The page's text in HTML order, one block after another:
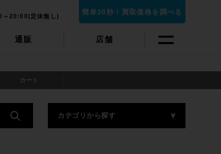
通販 店舗
～20:00(定休無し)
簡単30秒！買取価格を調べる
カート
カテゴリから探す